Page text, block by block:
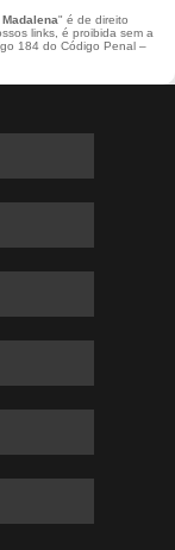
" é de direito
links, é proibida sem a
184 do Código Penal –